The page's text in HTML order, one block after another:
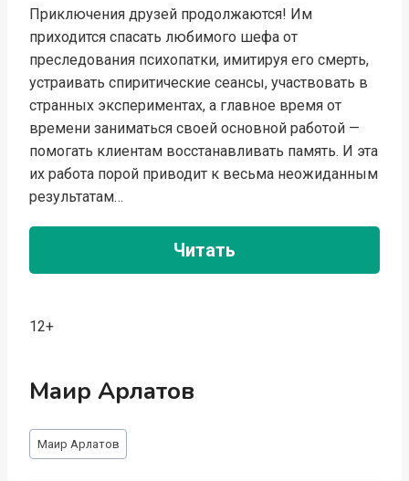
Приключения друзей продолжаются! Им
приходится спасать любимого шефа от
преследования психопатки, имитируя его смерть,
устраивать спиритические сеансы, участвовать в
странных экспериментах, а главное время от
времени заниматься своей основной работой —
помогать клиентам восстанавливать память. И эта
их работа порой приводит к весьма неожиданным
результатам…
Читать
12+
Маир Арлатов
Метки
записи:
Маир Арлатов